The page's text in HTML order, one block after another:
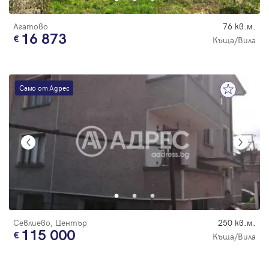
Агатово 76 кв.м.
16 873 Къща/Вила
Само от Адрес
Севлиево, Център 250 кв.м.
115 000 Къща/Вила